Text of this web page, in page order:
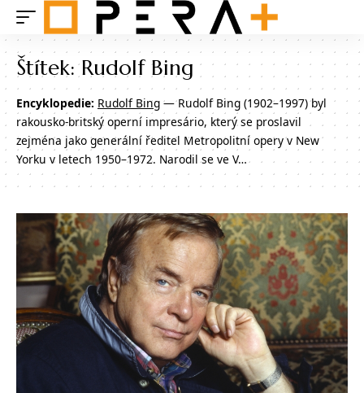
Štítek:Rudolf Bing
Encyklopedie: Rudolf Bing — Rudolf Bing (1902–1997) byl
rakousko-britský operní impresário, který se proslavil
zejména jako generální ředitel Metropolitní opery v New
Yorku v letech 1950–1972. Narodil se ve V…